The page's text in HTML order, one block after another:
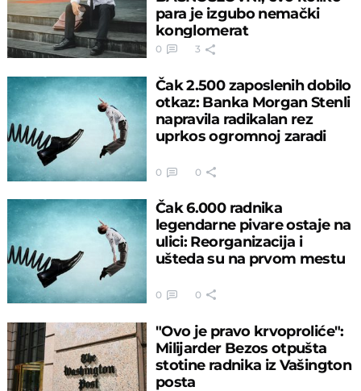
para je izgubo nemački
konglomerat
0 3
Čak 2.500 zaposlenih dobilo
otkaz: Banka Morgan Stenli
napravila radikalan rez
uprkos ogromnoj zaradi
0 0
Čak 6.000 radnika
legendarne pivare ostaje na
ulici: Reorganizacija i
ušteda su na prvom mestu
0 0
"Ovo je pravo krvoproliće":
Milijarder Bezos otpušta
stotine radnika iz Vašington
posta